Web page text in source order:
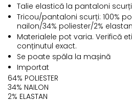
Talie elastică la pantaloni scurți
Tricou/pantaloni scurți: 100%
nailon/34% poliester/2%
Materialele pot varia. Verifică
conținutul exact.
Se poate spăla la mașină
Importat
64% POLIESTER
34% NAILON
2% ELASTAN